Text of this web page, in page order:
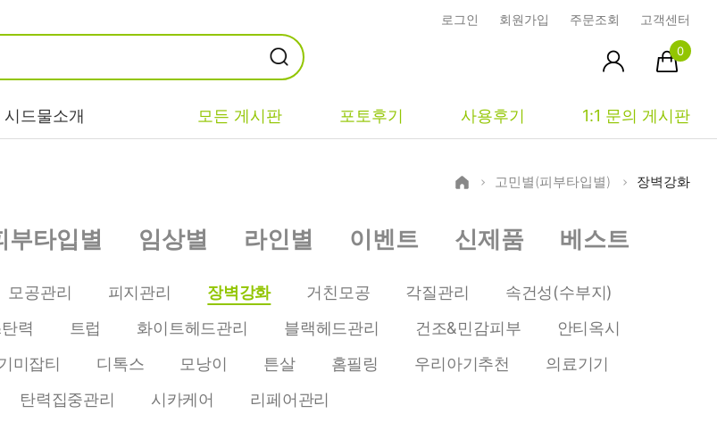
로그인 회원가입 주문조회 고객센터
0
시드물소개 모든 게시판 포토후기 사용후기 1:1 문의 게시판
트러블/시카
민감/건조/속당
미백/화이트닝/
흔적
안티에이징/주
름/탄력
EGF/FGF/IGF
콜라겐
히알루론산
병풀/센텔라
판테놀
중성
지성
복합성
민감성
시사모
상품문의
시드물통신
전 어떻게 써요?
장바구니
최근본상품
위시리스트
고민별(피부타입별) 장벽강화
부타입별 임상별 라인별 이벤트 신제품 베스트
모공관리 피지관리 장벽강화 거친모공 각질관리
속건성(수부지)
력 트럽 화이트헤드관리 블랙헤드관리 건조&민감피부
안티옥시
미잡티 디톡스 모낭이 튼살 홈필링 우리아기추천
의료기기
탄력집중관리 시카케어 리페어관리